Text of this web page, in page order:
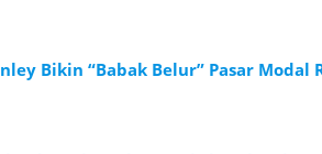
Bikin “Babak Belur” Pasar Modal